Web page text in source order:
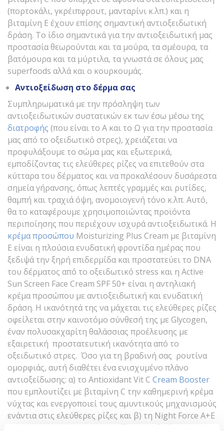
(πορτοκάλι, γκρέιπφρουτ, μανταρίνι κ.λπ.) και η
βιταμίνη Ε έχουν επίσης σημαντική αντιοξειδωτική
δράση. Το ίδιο σημαντικά για την αντιοξειδωτική μας
προστασία θεωρούνται και τα μούρα, τα σμέουρα, τα
βατόμουρα και τα μύρτιλα, τα γνωστά σε όλους μας
superfoods αλλά και ο κουρκουμάς.
Αντιοξείδωση στο δέρμα σας
Συμπληρωματικά με την πρόσληψη των
αντιοξειδωτικών συστατικών εκ των έσω μέσω της
διατροφής (που είναι το Α και το Ω για την προστασία
μας από το οξειδωτικό στρες), χρειάζεται να
προφυλάξουμε το σώμα μας και εξωτερικά,
εμποδίζοντας τις ελεύθερες ρίζες να επιτεθούν στα
κύτταρα του δέρματος και να προκαλέσουν δυσάρεστα
σημεία γήρανσης, όπως λεπτές γραμμές και ρυτίδες,
θαμπή και τραχιά όψη, ανομοιογενή τόνο κ.λπ. Αυτό,
θα το καταφέρουμε χρησιμοποιώντας προϊόντα
περιποίησης που περιέχουν ισχυρά αντιοξειδωτικά. Η
κρέμα προσώπου Moisturizing Plus Cream με βιταμίνη
Ε είναι η πλούσια ενυδατική φροντίδα ημέρας που
ξεδιψά την ξηρή επιδερμίδα και προστατεύει το DNA
του δέρματος από το οξειδωτικό stress και η Active
Sun Screen Face Cream SPF 50+ είναι η αντηλιακή
κρέμα προσώπου με αντιοξειδωτική και ενυδατική
δράση. Η ικανότητά της να μάχεται τις ελεύθερες ρίζες
οφείλεται στην καινοτόμο σύνθεσή της με Glycogen,
έναν πολυσακχαρίτη θαλάσσιας προέλευσης με
εξαιρετική προστατευτική ικανότητα από το
οξειδωτικό στρες. Όσο για τη βραδινή σας ρουτίνα
ομορφιάς, αυτή διαθέτει ένα ενισχυμένο πλάνο
αντιοξείδωσης: α) το Antioxidant Vit C Cream Booster
που εμπλουτίζει με βιταμίνη C την καθημερινή κρέμα
νύχτας και ενεργοποιεί τους αμυντικούς μηχανισμούς
ενάντια στις ελεύθερες ρίζες και β) τη Night Force A+E
Cream με Βιταμίνη E που χαρίζει αντιοξειδωτική